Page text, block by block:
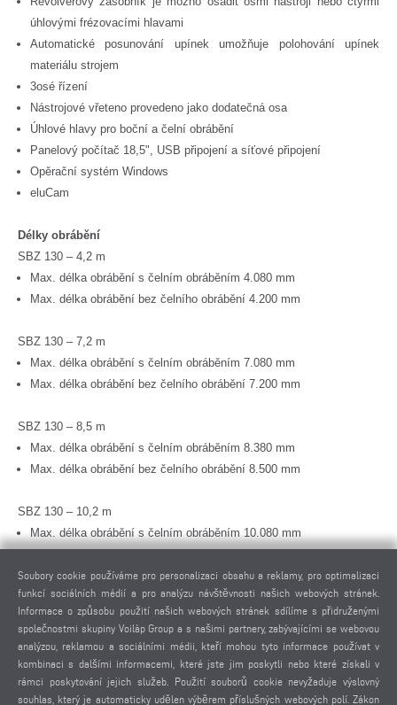
úhlovými frézovacími hlavami
Automatické posunování upínek umožňuje polohování upínek
materiálu strojem
3osé řízení
Nástrojové vřeteno provedeno jako dodatečná osa
Úhlové hlavy pro boční a čelní obrábění
Panelový počítač 18,5", USB připojení a síťové připojení
Opěrační systém Windows
eluCam
Délky obrábění
SBZ 130 – 4,2 m
Max. délka obrábění s čelním obráběním 4.080 mm
Max. délka obrábění bez čelního obrábění 4.200 mm
SBZ 130 – 7,2 m
Max. délka obrábění s čelním obráběním 7.080 mm
Max. délka obrábění bez čelního obrábění 7.200 mm
SBZ 130 – 8,5 m
Max. délka obrábění s čelním obráběním 8.380 mm
Max. délka obrábění bez čelního obrábění 8.500 mm
SBZ 130 – 10,2 m
Max. délka obrábění s čelním obráběním 10.080 mm
SBZ 130 – 11,5 m
Max. délka obrábění s čelním obráběním 11.380 mm
Max. délka obrábění bez čelního obrábění 11.500 mm
Možnosti vybavení
Soubory cookie používáme pro personalizaci obsahu a reklamy, pro optimalizaci
funkcí sociálních médií a pro analýzu návštěvnosti našich webových stránek.
Informace o způsobu použití našich webových stránek sdílíme s přidruženými
společnostmi skupiny Voilàp Group a s našimi partnery, zabývajícími se webovou
analýzou, reklamou a sociálními médii, kteří mohou tyto informace používat v
kombinaci s dalšími informacemi, které jste jim poskytli nebo které získali v
rámci poskytování jejich služeb. Použití souborů cookie nevyžaduje výslovný
souhlas, který je automaticky udělen výběrem příslušných webových polí. Zákon